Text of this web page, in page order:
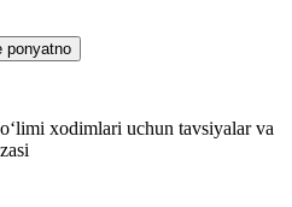
ponyatno
хodimlari uchun tavsiyalar va